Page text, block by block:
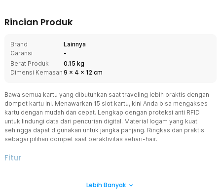
Rincian Produk
Brand
Lainnya
Garansi
-
Berat Produk
0.15 kg
Dimensi Kemasan 9 x 4 x 12 cm
Bawa semua kartu yang dibutuhkan saat traveling lebih praktis dengan
dompet kartu ini. Menawarkan 15 slot kartu, kini Anda bisa mengakses
kartu dengan mudah dan cepat. Lengkap dengan proteksi anti RFID
untuk lindungi data dari pencurian digital. Material logam yang kuat
sehingga dapat digunakan untuk jangka panjang. Ringkas dan praktis
sebagai pilihan dompet saat beraktivitas sehari-hair.
Fitur
Menawarkan 15 slot kartu, Anda dapat membawa KTP, kartu debit,
Lebih Banyak